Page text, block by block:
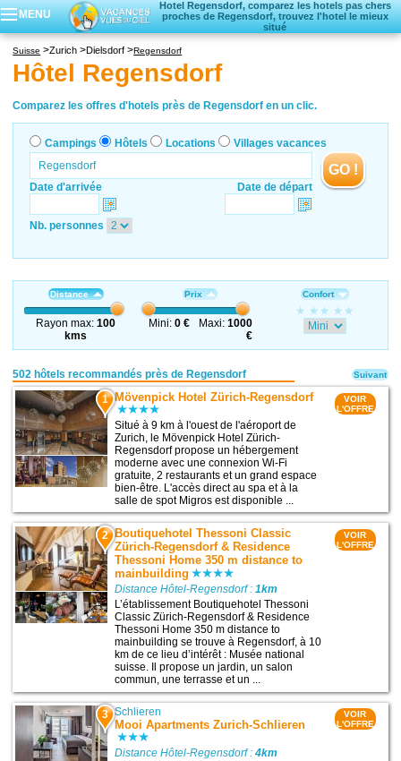
MENU
Hotel Regensdorf, comparez les hotels pas chers
proches de Regensdorf, trouvez l'hotel le mieux
situé
Hôtels
Locations vacances
Villages vacances
Suisse Zurich Dielsdorf Regensdorf
Hôtel Regensdorf
Comparez les offres d'hotels près de Regensdorf en un clic.
Campings Hôtels Locations Villages vacances
Date d'arrivée Date de départ
GO !
Nb. personnes
Distance
Rayon max:100
kms
Prix
Mini: 0 € Maxi:1000
€
Confort
502 hôtels recommandés près de Regensdorf
1 Mövenpick Hotel Zürich-Regensdorf
Situé à 9 km à l'ouest de l'aéroport de
Zurich, le Mövenpick Hotel Zürich-
Regensdorf propose un hébergement
moderne avec une connexion Wi-Fi
gratuite, 2 restaurants et un grand espace
bien-être. L'accès direct au spa et à la
salle de spot Migros est disponible ...
VOIR
L'OFFRE
2 Boutiquehotel Thessoni Classic
Zürich-Regensdorf & Residence
Thessoni Home 350 m distance to
mainbuilding
Distance Hôtel-Regensdorf :1km
L’établissement Boutiquehotel Thessoni
Classic Zürich-Regensdorf & Residence
Thessoni Home 350 m distance to
mainbuilding se trouve à Regensdorf, à 10
km de ce lieu d’intérêt : Musée national
suisse. Il propose un jardin, un salon
commun, une terrasse et un ...
VOIR
L'OFFRE
3 Schlieren
Mooi Apartments Zurich-Schlieren
Distance Hôtel-Regensdorf :4km
VOIR
L'OFFRE
Suivant